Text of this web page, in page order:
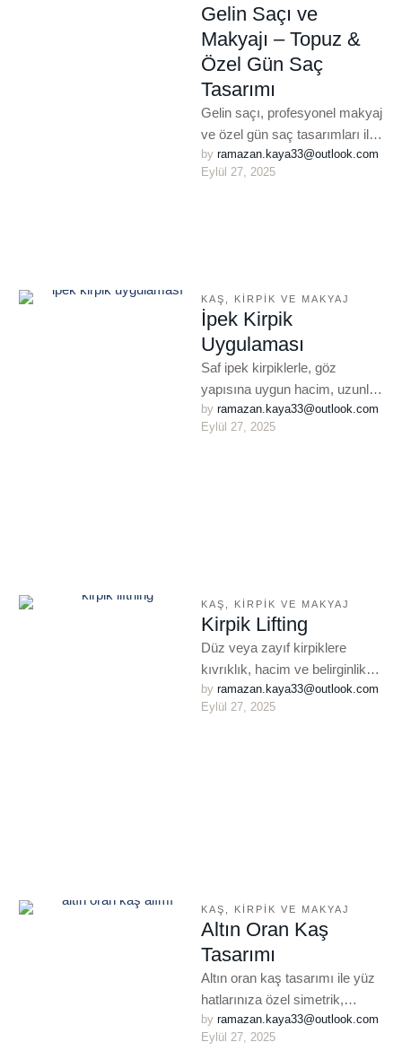
Gelin Saçı ve
Makyajı – Topuz &
Özel Gün Saç
Tasarımı
Gelin saçı, profesyonel makyaj
ve özel gün saç tasarımları ile
hayatınızın en özel anlarında
ışıldayın. Topuz, dalgalı ve …
by ramazan.kaya33@outlook.com
Eylül 27, 2025
KAŞ, KIRPIK VE MAKYAJ
İpek Kirpik
Uygulaması
Saf ipek kirpiklerle, göz
yapısına uygun hacim, uzunluk
ve kıvrım kazandıran doğal
kirpik uygulaması. 6–8 hafta
by ramazan.kaya33@outlook.com
Eylül 27, 2025
KAŞ, KIRPIK VE MAKYAJ
Kirpik Lifting
Düz veya zayıf kirpiklere
kıvrıklık, hacim ve belirginlik
kazandıran besleyici kirpik
lifting uygulaması. 6–8 hafta
by ramazan.kaya33@outlook.com
Eylül 27, 2025
KAŞ, KIRPIK VE MAKYAJ
Altın Oran Kaş
Tasarımı
Altın oran kaş tasarımı ile yüz
hatlarınıza özel simetrik,
estetik kaş formu oluşturulur.
Bilimsel ölçümle daha dengeli
by ramazan.kaya33@outlook.com
Eylül 27, 2025